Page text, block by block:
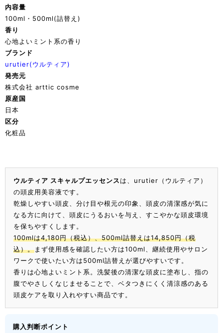
内容量
100ml・500ml(詰替え)
香り
心地よいミント系の香り
ブランド
urutier(ウルティア)
発売元
株式会社 arttic cosme
原産国
日本
区分
化粧品
ウルティア スキャルプエッセンスは、urutier（ウルティア）
の頭皮用美容液です。
乾燥しやすい頭皮、分け目や根元の印象、頭皮の清潔感が気に
なる方に向けて、頭皮にうるおいを与え、すこやかな頭皮環境
を保ちやすくします。
100mlは4,180円（税込）、500ml詰替えは14,850円（税
込）。まず使用感を確認したい方は100ml、継続使用やサロン
ワークで使いたい方は500ml詰替えが選びやすいです。
香りは心地よいミント系。洗髪後の清潔な頭皮に塗布し、指の
腹でやさしくなじませることで、ベタつきにくく清涼感のある
頭皮ケアを取り入れやすい商品です。
購入判断ポイント